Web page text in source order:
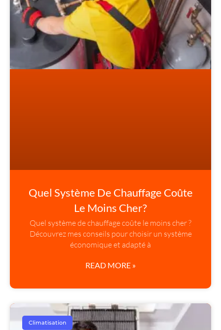
Quel Système De Chauffage Coûte
Le Moins Cher?
Quel système de chauffage coûte le moins cher ?
Découvrez mes conseils pour choisir un système
économique et adapté à
READ MORE »
Climatisation